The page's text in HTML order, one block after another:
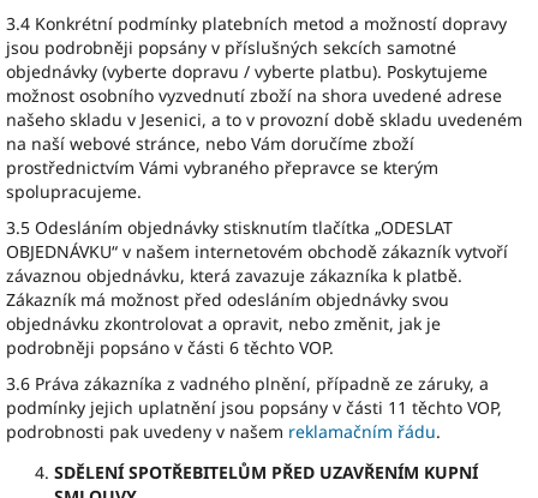
3.4 Konkrétní podmínky platebních metod a možností dopravy
jsou podrobněji popsány v příslušných sekcích samotné
objednávky (vyberte dopravu / vyberte platbu). Poskytujeme
možnost osobního vyzvednutí zboží na shora uvedené adrese
našeho skladu v Jesenici, a to v provozní době skladu uvedeném
na naší webové stránce, nebo Vám doručíme zboží
prostřednictvím Vámi vybraného přepravce se kterým
spolupracujeme.
3.5 Odesláním objednávky stisknutím tlačítka „ODESLAT
OBJEDNÁVKU“ v našem internetovém obchodě zákazník vytvoří
závaznou objednávku, která zavazuje zákazníka k platbě.
Zákazník má možnost před odesláním objednávky svou
objednávku zkontrolovat a opravit, nebo změnit, jak je
podrobněji popsáno v části 6 těchto VOP.
3.6 Práva zákazníka z vadného plnění, případně ze záruky, a
podmínky jejich uplatnění jsou popsány v části 11 těchto VOP,
podrobnosti pak uvedeny v našem reklamačním řádu.
SDĚLENÍ SPOTŘEBITELŮM PŘED UZAVŘENÍM KUPNÍ